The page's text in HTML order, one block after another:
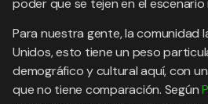
poder que se tejen en el escenario
Para nuestra gente, la comunidad
Unidos, esto tiene un peso
demográfico y cultural aquí, con
que no tiene comparación. Según